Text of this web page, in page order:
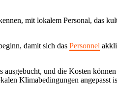
mit lokalem Personal, das
damit sich dasPersonnel
und die Kosten
Klimabedingungen angepasst